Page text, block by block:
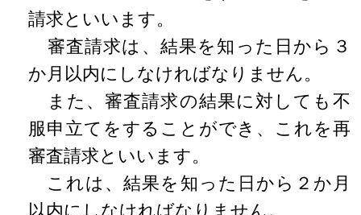
請求といいます。
審査請求は、結果を知った日から３
か月以内にしなければなりません。
また、審査請求の結果に対しても不
服申立てをすることができ、これを再
審査請求といいます。
これは、結果を知った日から２か月
以内にしなければなりません。